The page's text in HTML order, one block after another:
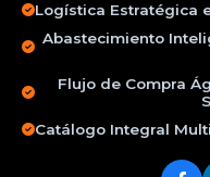
Logística Estratégica
Abastecimiento
Flujo de Compra
Catálogo Integral